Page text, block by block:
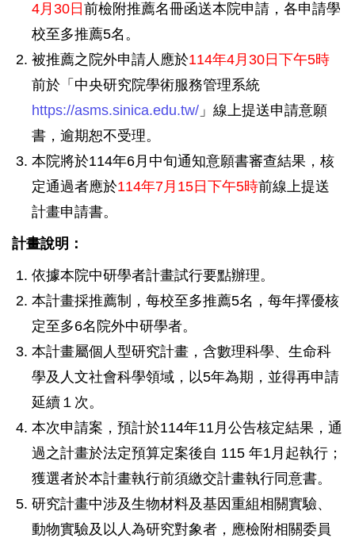
4月30日 前檢附推薦名冊函送本院申請，各申請學
校至多推薦5名。
被推薦之院外申請人應於114年4月30日下午5時
前於「中央研究院學術服務管理系統
https://asms.sinica.edu.tw/ 」線上提送申請意願
書，逾期恕不受理。
本院將於114年6月中旬通知意願書審查結果，核
定通過者應於114年7月15日下午5時前線上提送
計畫申請書。
計畫說明：
依據本院中研學者計畫試行要點辦理。
本計畫採推薦制，每校至多推薦5名，每年擇優核
定至多6名院外中研學者。
本計畫屬個人型研究計畫，含數理科學、生命科
學及人文社會科學領域，以5年為期，並得再申請
延續１次。
本次申請案，預計於114年11月公告核定結果，通
過之計畫於法定預算定案後自 115 年1月起執行；
獲選者於本計畫執行前須繳交計畫執行同意書。
研究計畫中涉及生物材料及基因重組相關實驗、
動物實驗及以人為研究對象者，應檢附相關委員